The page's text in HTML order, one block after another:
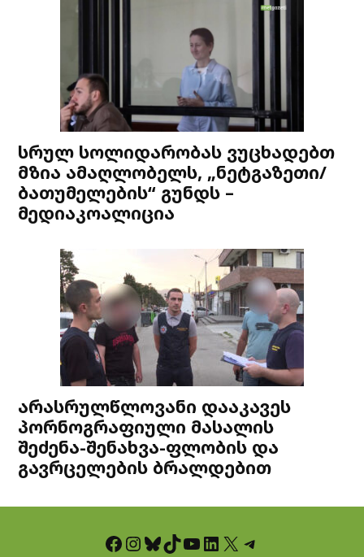
სრულ სოლიდარობას ვუცხადებთ
მზია ამაღლობელს, „ნეტგაზეთი/
ბათუმელების“ გუნდს –
მედიაკოალიცია
არასრულწლოვანი დააკავეს
პორნოგრაფიული მასალის
შეძენა-შენახვა-ფლობის და
გავრცელების ბრალდებით
Facebook InstagramBluesky TikTok YouTube LinkedIn X Telegram